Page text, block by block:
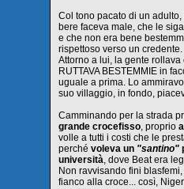
Col tono pacato di un
bere faceva male, che le
e che non era bene
rispettoso verso un credente.
Attorno a lui, la gente
RUTTAVA BESTEMMIE in
uguale a prima. Lo
suo villaggio, in fondo,
Camminando per la strada
grande crocefisso, proprio
volle a tutti i costi che le
perché voleva un "santino"
università, dove Beat era
Non ravvisando fini
fianco alla croce... così,